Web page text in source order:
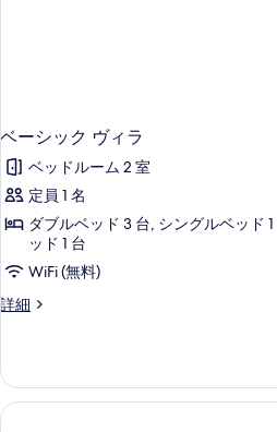
ベーシック ヴィラ
ベッドルーム 2 室
定員 1 名
ダブルベッド 3 台, シングルベッド
ッド 1 台
WiFi (無料)
詳細
ベ
ク
ヴ
ィ